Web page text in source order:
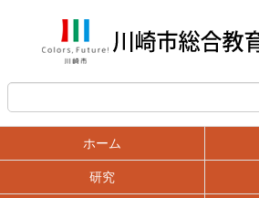
ホーム
研究